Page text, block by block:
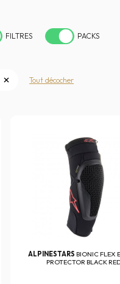
FILTRES PACKS
Tout décocher
ALPINESTARS BIONIC FLEX
PROTECTOR BLACK